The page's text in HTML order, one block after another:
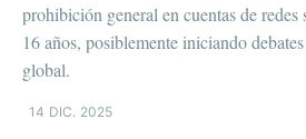
prohibición general en cuentas de redes
16 años, posiblemente iniciando
global.
14 DIC. 2025